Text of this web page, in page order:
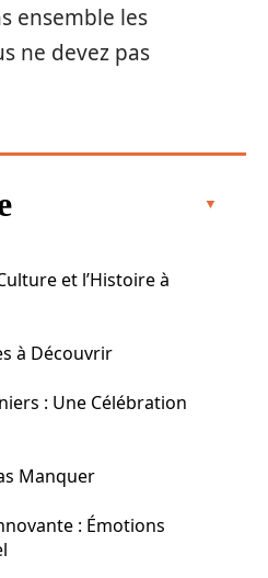
ensemble les
ne devez pas
et l’Histoire à
à Découvrir
: Une Célébration
Manquer
: Émotions